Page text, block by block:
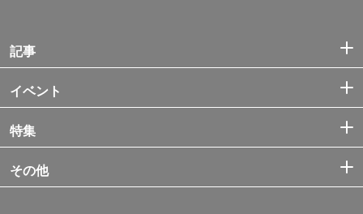
記事
イベント
特集
その他